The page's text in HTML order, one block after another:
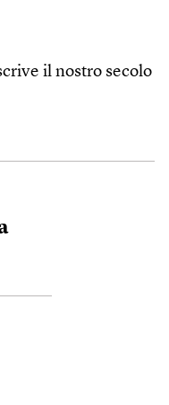
il nostro secolo